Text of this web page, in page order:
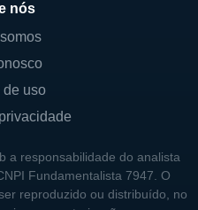
do governo
uma característica
bancárias
Bancshares
com a missão de
financeiras de suas
longo das décadas,
nós
de uso
a responsabilidade do analista
Fundamentalista 7947. O
reproduzido ou distribuído, no